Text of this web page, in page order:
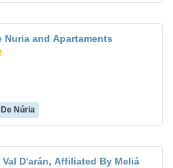
Nuria and Apartaments
Núria
Val D'arán, Affiliated By Meliá